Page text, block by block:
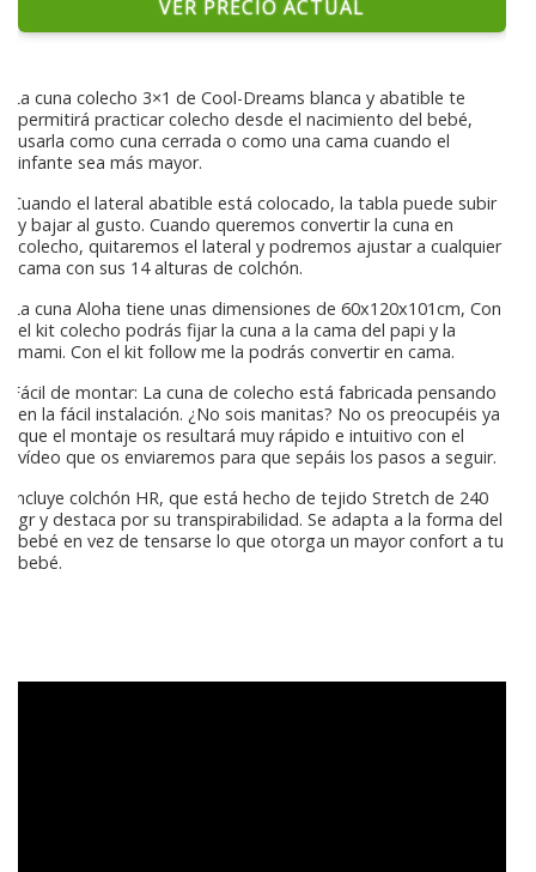
VER PRECIO ACTUAL
La cuna colecho 3×1 de Cool-Dreams blanca y abatible te
permitirá practicar colecho desde el nacimiento del bebé,
usarla como cuna cerrada o como una cama cuando el
infante sea más mayor.
Cuando el lateral abatible está colocado, la tabla puede subir
y bajar al gusto. Cuando queremos convertir la cuna en
colecho, quitaremos el lateral y podremos ajustar a cualquier
cama con sus 14 alturas de colchón.
La cuna Aloha tiene unas dimensiones de 60x120x101cm, Con
el kit colecho podrás fijar la cuna a la cama del papi y la
mami. Con el kit follow me la podrás convertir en cama.
Fácil de montar: La cuna de colecho está fabricada pensando
en la fácil instalación. ¿No sois manitas? No os preocupéis ya
que el montaje os resultará muy rápido e intuitivo con el
vídeo que os enviaremos para que sepáis los pasos a seguir.
Incluye colchón HR, que está hecho de tejido Stretch de 240
gr y destaca por su transpirabilidad. Se adapta a la forma del
bebé en vez de tensarse lo que otorga un mayor confort a tu
bebé.